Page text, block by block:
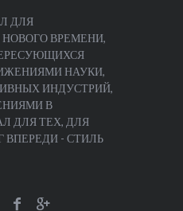
ДЛЯ
ВРЕМЕНИ,
НАУКИ,
ИНДУСТРИЙ,
В
ДЛЯ ТЕХ, ДЛЯ
ВПЕРЕДИ - СТИЛЬ